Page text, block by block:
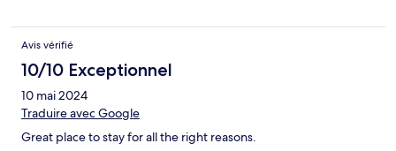
Avis vérifié
10/10 Exceptionnel
10 mai 2024
Traduire avec Google
Great place to stay for all the right reasons.